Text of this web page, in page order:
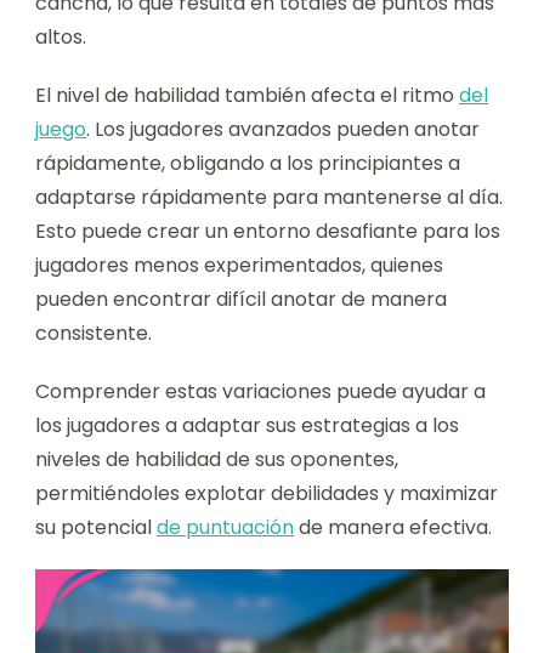
altos.
El nivel de habilidad también afecta el ritmo del
juego. Los jugadores avanzados pueden anotar
rápidamente, obligando a los principiantes a
adaptarse rápidamente para mantenerse al día.
Esto puede crear un entorno desafiante para los
jugadores menos experimentados, quienes
pueden encontrar difícil anotar de manera
consistente.
Comprender estas variaciones puede ayudar a
los jugadores a adaptar sus estrategias a los
niveles de habilidad de sus oponentes,
permitiéndoles explotar debilidades y maximizar
su potencialde puntuaciónde manera efectiva.